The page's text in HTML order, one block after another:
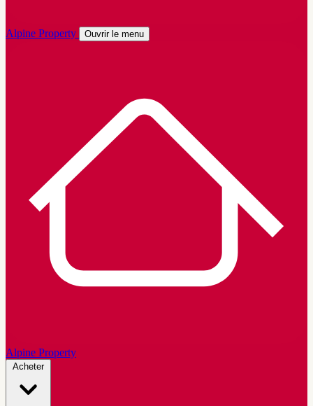
Alpine Property Ouvrir le menu
Alpine Property
Acheter